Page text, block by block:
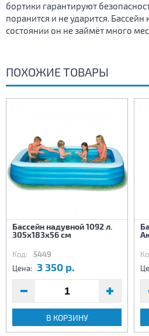
бортики гарантируют
поранится и не ударится.
состоянии он не займёт много
ПОХОЖИЕ ТОВАРЫ
Бассейн надувной 1092 л.
305х183х56 см
Код: 5449
Цена: 3 350 р.
В КОРЗИНУ